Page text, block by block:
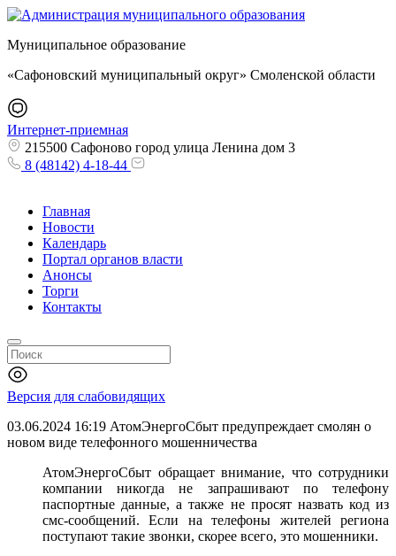
Муниципальное образование
«Сафоновский муниципальный округ» Смоленской области
Интернет-приемная
215500 Сафоново город улица Ленина дом 3
8 (48142) 4-18-44
Главная
Новости
Календарь
Портал органов власти
Анонсы
Торги
Контакты
Версия для слабовидящих
03.06.2024 16:19 АтомЭнергоСбыт предупреждает смолян о
новом виде телефонного мошенничества
АтомЭнергоСбыт обращает внимание, что сотрудники
компании никогда не запрашивают по телефону
паспортные данные, а также не просят назвать код из
смс-сообщений. Если на телефоны жителей региона
поступают такие звонки, скорее всего, это мошенники.